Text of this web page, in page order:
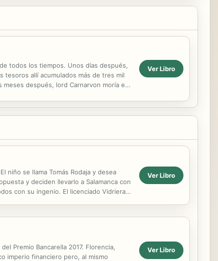
todos los tiempos. Unos días después,
tesoros allí acumulados más de tres mil
después, lord Carnarvon moría en
Ver Libro
niño se llama Tomás Rodaja y desea
y deciden llevarlo a Salamanca con
con su ingenio. El licenciado Vidriera
Ver Libro
Premio Bancarella 2017. Florencia,
imperio financiero pero, al mismo
Ver Libro